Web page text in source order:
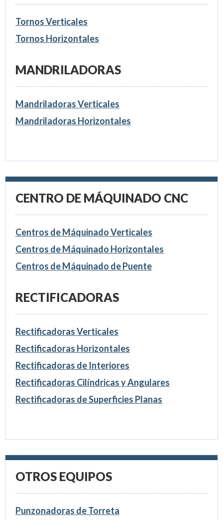
Tornos Verticales
Tornos Horizontales
MANDRILADORAS
Mandriladoras Verticales
Mandriladoras Horizontales
CENTRO DE MÁQUINADO CNC
Centros de Máquinado Verticales
Centros de Máquinado Horizontales
Centros de Máquinado de Puente
RECTIFICADORAS
Rectificadoras Verticales
Rectificadoras Horizontales
Rectificadoras de Interiores
Rectificadoras Cilíndricas y Angulares
Rectificadoras de Superficies Planas
OTROS EQUIPOS
Punzonadoras de Torreta